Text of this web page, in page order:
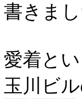
書きま
愛着と
玉川ビ